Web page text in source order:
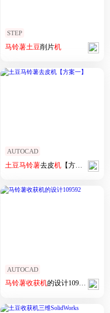
STEP
马铃薯土豆削片机
马铃薯收获机设计ID960788-红薯
AUTOCAD
土豆马铃薯去皮机【方案一】
AUTOCAD
马铃薯收获机的设计109592